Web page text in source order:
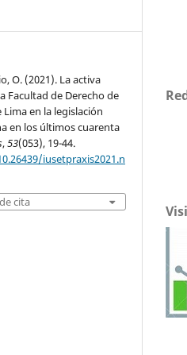
O. (2021). La activa
Facultad de Derecho de
en la legislación
en los últimos cuarenta
,53(053), 19-44.
iusetpraxis2021.n
cita